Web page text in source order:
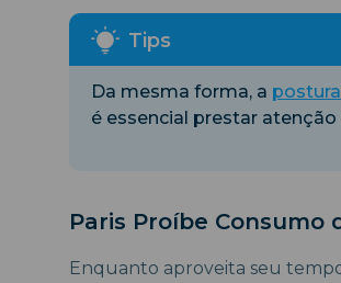
Da mesma forma, a
é essencial prestar
Paris Proíbe Consumo
Enquanto aproveita seu